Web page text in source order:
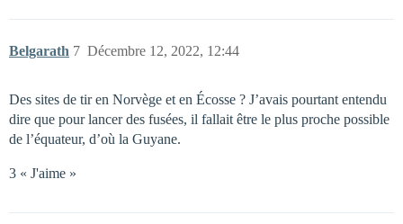
Belgarath Décembre 12, 2022, 12:44
7
Des sites de tir en Norvège et en Écosse ? J’avais pourtant entendu
dire que pour lancer des fusées, il fallait être le plus proche possible
de l’équateur, d’où la Guyane.
3 « J'aime »